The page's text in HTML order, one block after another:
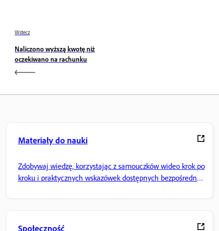
Wstecz
Naliczono wyższą kwotę niż
oczekiwano na rachunku
Materiały do nauki
Zdobywaj wiedzę, korzystając z samouczków wideo krok po
kroku i praktycznych wskazówek dostępnych bezpośrednio
Społeczność